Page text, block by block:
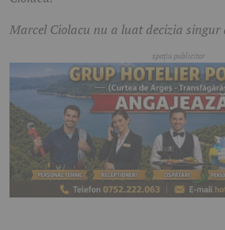
Marcel Ciolacu nu a luat decizia singur